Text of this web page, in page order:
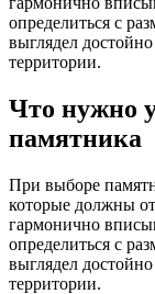
определиться с
выглядел
территории.
Что нужно
памятника
При выборе
которые должны
гармонично
определиться с
выглядел
территории.